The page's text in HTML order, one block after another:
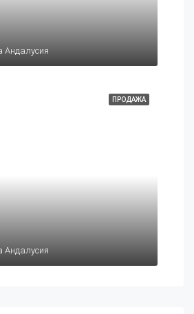
Андалусия
ПРОДАЖА
Андалусия